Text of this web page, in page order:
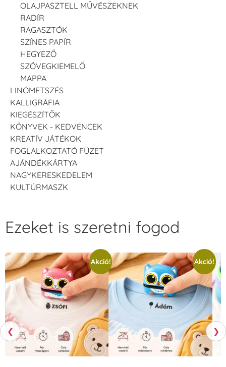
OLAJPASZTELL MŰVÉSZEKNEK
RADÍR
RAGASZTÓK
SZÍNES PAPÍR
HEGYEZŐ
SZÖVEGKIEMELŐ
MAPPA
LINÓMETSZÉS
KALLIGRÁFIA
KIEGÉSZÍTŐK
KÖNYVEK - KEDVENCEK
KREATÍV JÁTÉKOK
FOGLALKOZTATÓ FÜZET
AJÁNDÉKKÁRTYA
NAGYKERESKEDELEM
KULTÚRMASZK
❮
Ezeket is szeretni fogod
Akció! Akció!
❯